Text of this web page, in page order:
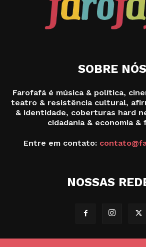
SOBRE NÓS
Farofafá é música & política,
teatro & resistência cultural,
& identidade, coberturas hard
cidadania & economia &
Entre em contato:
NOSSAS